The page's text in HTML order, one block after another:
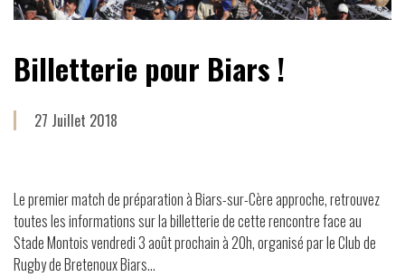
Billetterie pour Biars !
27 Juillet 2018
Le premier match de préparation à Biars-sur-Cère approche, retrouvez
toutes les informations sur la billetterie de cette rencontre face au
Stade Montois vendredi 3 août prochain à 20h, organisé par le Club de
Rugby de Bretenoux Biars...